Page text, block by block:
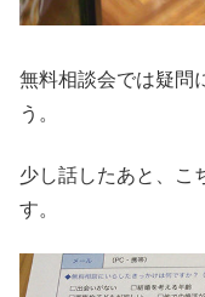
無料相談会では疑問
う。
少し話したあと、こ
す。